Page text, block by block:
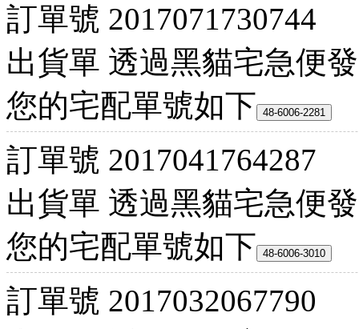
訂單號 2017071730744
出貨單 透過黑貓宅急便
您的宅配單號如下
訂單號 2017041764287
出貨單 透過黑貓宅急便
您的宅配單號如下
訂單號 2017032067790